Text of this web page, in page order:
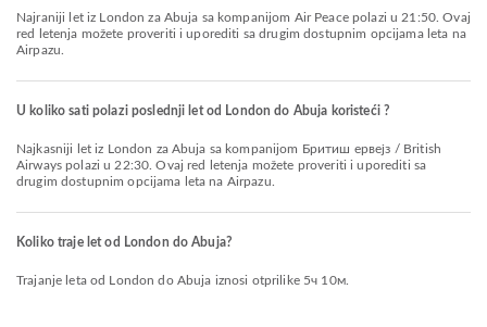
Najraniji let iz London za Abuja sa kompanijom Air Peace polazi u 21:50. Ovaj
red letenja možete proveriti i uporediti sa drugim dostupnim opcijama leta na
Airpazu.
U koliko sati polazi poslednji let od London do Abuja koristeći ?
Najkasniji let iz London za Abuja sa kompanijom Бритиш ервејз / British
Airways polazi u 22:30. Ovaj red letenja možete proveriti i uporediti sa
drugim dostupnim opcijama leta na Airpazu.
Koliko traje let od London do Abuja?
Trajanje leta od London do Abuja iznosi otprilike 5ч 10м.